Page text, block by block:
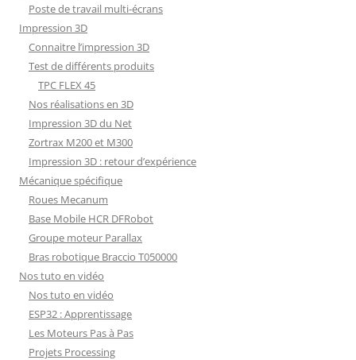
Poste de travail multi-écrans
Impression 3D
Connaitre l’impression 3D
Test de différents produits
TPC FLEX 45
Nos réalisations en 3D
Impression 3D du Net
Zortrax M200 et M300
Impression 3D : retour d’expérience
Mécanique spécifique
Roues Mecanum
Base Mobile HCR DFRobot
Groupe moteur Parallax
Bras robotique Braccio T050000
Nos tuto en vidéo
Nos tuto en vidéo
ESP32 : Apprentissage
Les Moteurs Pas à Pas
Projets Processing